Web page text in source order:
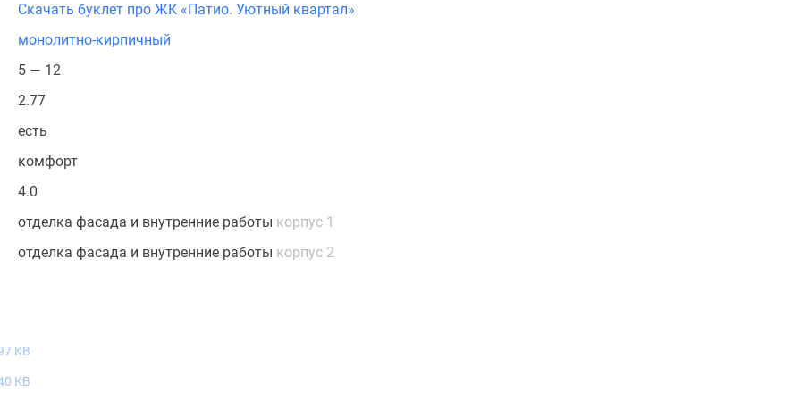
Скачать буклет про ЖК «Патио. Уютный квартал»
монолитно-кирпичный
5 — 12
2.77
есть
комфорт
4.0
отделка фасада и внутренние работы корпус 1
отделка фасада и внутренние работы корпус 2
KB
KB